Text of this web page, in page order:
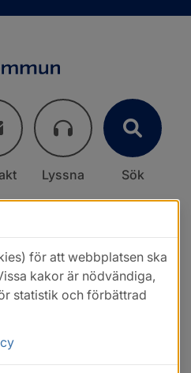
Lyssna Sök
för att webbplatsen ska
kakor är nödvändiga,
statistik och förbättrad